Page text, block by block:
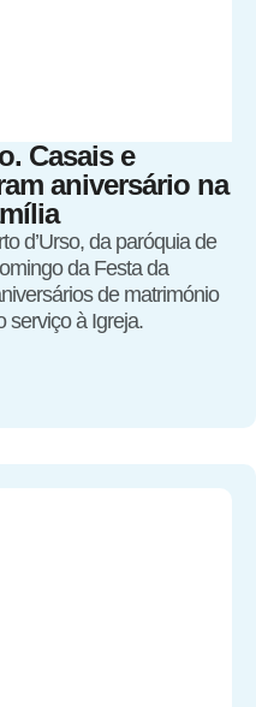
Casais e
aniversário na
d’Urso, da paróquia de
da Festa da
de matrimónio
serviço à Igreja.